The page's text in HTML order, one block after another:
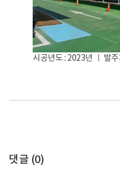
시공년도 : 2023년 ㅣ 발
댓글 (0)